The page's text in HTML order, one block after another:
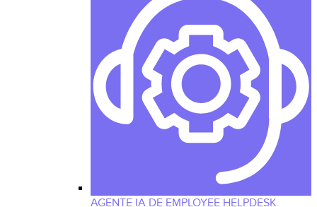
AGENTE IA DE EMPLOYEE HELPDESK